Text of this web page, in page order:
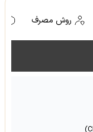
روش مصرف